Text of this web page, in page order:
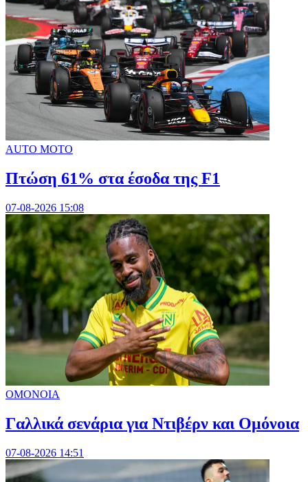
AUTO MOTO
Πτώση 61% στα έσοδα της F1
07-08-2026 15:08
ΟΜΟΝΟΙΑ
Γαλλικά σενάρια για Ντιβέρν και Ομόνοια
07-08-2026 14:51